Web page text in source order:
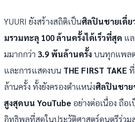
YUURI ยังสร้างสถิติเป็นศิลปินชายเดี่
มรวมทะลุ 100 ล้านครั้งได้เร็วที่สุด แ
มมากกว่า 3.9 พันล้านครั้ง บนทุกแพล
และการแสดงบน THE FIRST TAKE
ล้านครั้ง ทั้งยังครองตำแหน่งศิลปินชา
สูงสุดบน YouTube อย่างต่อเนื่อง ถือ
อิทธิพลที่สุดในประวัติศาสตร์ดนตรีร่ว